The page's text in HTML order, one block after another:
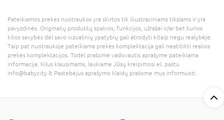
Pateikiamos prekės nuotraukos yra skirtos tik iliustraciniams tikslams ir yra
pavyzdinės. Originalių produktų spalvos, funkcijos, užrašai ir/ar bet kurios
kitos savybės dėl savo vizualinių ypatybių gali atrodyti kitaip negu realybėje.
Taip pat nuotraukoje pateikiama prekės komplektacija gali neatitikti realios
prekės komplektacijos. Todėl prašome vadovautis aprašyme pateikiama
informacija. Kilus klausimams, laukiame Jūsų kreipimosi el. paštu
info@babycity.lt Pastebėjus aprašymo klaidų prašome mus informuoti.